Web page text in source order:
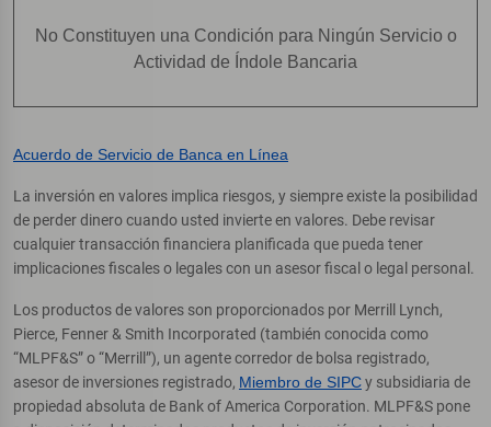
No Constituyen una Condición para Ningún Servicio o
Actividad de Índole Bancaria
Acuerdo de Servicio de Banca en Línea
La inversión en valores implica riesgos, y siempre existe la posibilidad
de perder dinero cuando usted invierte en valores. Debe revisar
cualquier transacción financiera planificada que pueda tener
implicaciones fiscales o legales con un asesor fiscal o legal personal.
Los productos de valores son proporcionados por Merrill Lynch,
Pierce, Fenner & Smith Incorporated (también conocida como
“MLPF&S” o “Merrill”), un agente corredor de bolsa registrado,
asesor de inversiones registrado, Miembro de SIPCy subsidiaria de
propiedad absoluta de Bank of America Corporation. MLPF&S pone